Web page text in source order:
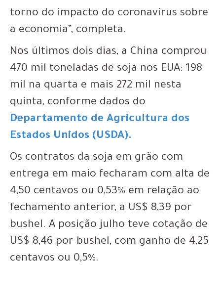
torno do impacto do coronavírus sobre
a economia”, completa.
Nos últimos dois dias, a China comprou
470 mil toneladas de soja nos EUA: 198
mil na quarta e mais 272 mil nesta
quinta, conforme dados do
Departamento de Agricultura dos
Estados Unidos (USDA).
Os contratos da soja em grão com
entrega em maio fecharam com alta de
4,50 centavos ou 0,53% em relação ao
fechamento anterior, a US$ 8,39 por
bushel. A posição julho teve cotação de
US$ 8,46 por bushel, com ganho de 4,25
centavos ou 0,5%.